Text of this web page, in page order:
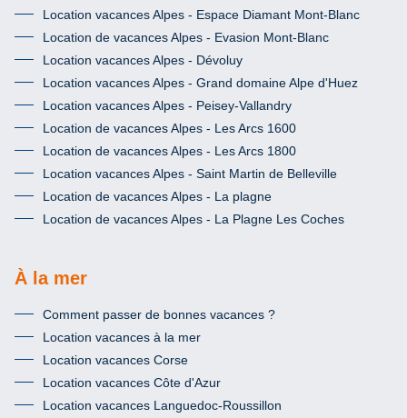
Location vacances Alpes - Espace Diamant Mont-Blanc
Location de vacances Alpes - Evasion Mont-Blanc
Location vacances Alpes - Dévoluy
Location vacances Alpes - Grand domaine Alpe d'Huez
Location vacances Alpes - Peisey-Vallandry
Location de vacances Alpes - Les Arcs 1600
Location de vacances Alpes - Les Arcs 1800
Location vacances Alpes - Saint Martin de Belleville
Location de vacances Alpes - La plagne
Location de vacances Alpes - La Plagne Les Coches
À la mer
Comment passer de bonnes vacances ?
Location vacances à la mer
Location vacances Corse
Location vacances Côte d'Azur
Location vacances Languedoc-Roussillon